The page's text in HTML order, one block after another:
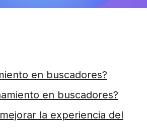
en buscadores?
en buscadores?
la experiencia del